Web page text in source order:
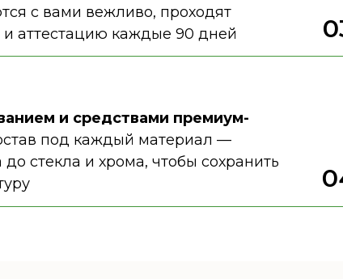
с вами вежливо, проходят
и аттестацию каждые 90 дней
и средствами премиум-
под каждый материал —
стекла и хрома, чтобы сохранить